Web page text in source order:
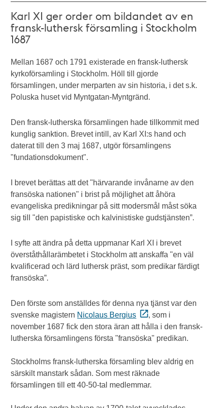
Karl XI ger order om bildandet av en
fransk-luthersk församling i Stockholm
1687
Mellan 1687 och 1791 existerade en fransk-luthersk
kyrkoförsamling i Stockholm. Höll till gjorde
församlingen, under merparten av sin historia, i det s.k.
Poluska huset vid Myntgatan-Myntgränd.
Den fransk-lutherska församlingen hade tillkommit med
kunglig sanktion. Brevet intill, av Karl XI:s hand och
daterat till den 3 maj 1687, utgör församlingens
"fundationsdokument".
I brevet berättas att det "härvarande invånarne av den
fransöska nationen" i brist på möjlighet att åhöra
evangeliska predikningar på sitt modersmål måst söka
sig till "den papistiske och kalvinistiske gudstjänsten”.
I syfte att ändra på detta uppmanar Karl XI i brevet
överståthållarämbetet i Stockholm att anskaffa "en väl
kvalificerad och lärd luthersk präst, som predikar färdigt
fransöska”.
Den förste som anställdes för denna nya tjänst var den
svenske magistern Nicolaus Bergius
, som i
november 1687 fick den stora äran att hålla i den fransk-
lutherska församlingens första "fransöska" predikan.
Stockholms fransk-lutherska församling blev aldrig en
särskilt manstark sådan. Som mest räknade
församlingen till ett 40-50-tal medlemmar.